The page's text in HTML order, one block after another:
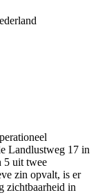
Landlustweg 17 in
5 uit twee
zin opvalt, is er
zichtbaarheid in